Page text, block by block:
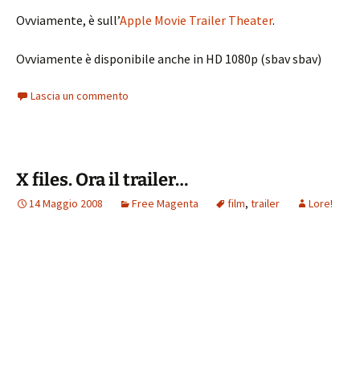
Ovviamente, è sull’Apple Movie Trailer Theater.
Ovviamente è disponibile anche in HD 1080p (sbav sbav)
Lascia un commento
X files. Ora il trailer…
14 Maggio 2008 Free Magenta film, trailer Lore!